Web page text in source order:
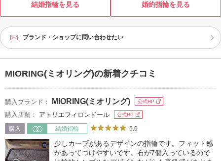
結婚指輪を見る 婚約指輪を見る
ブランド・ショップに問い合わせたい
MIORING(ミオリング)の新着クチコミ
購入ブランド： MIORING(ミオリング) 公式HP
購入店舗： アトリエフィロンドール 公式HP
購入 結婚指輪 5.0
少しカーブがあるデザインの指輪です。フィット感
があってつけやすいです。石が7個入っているので